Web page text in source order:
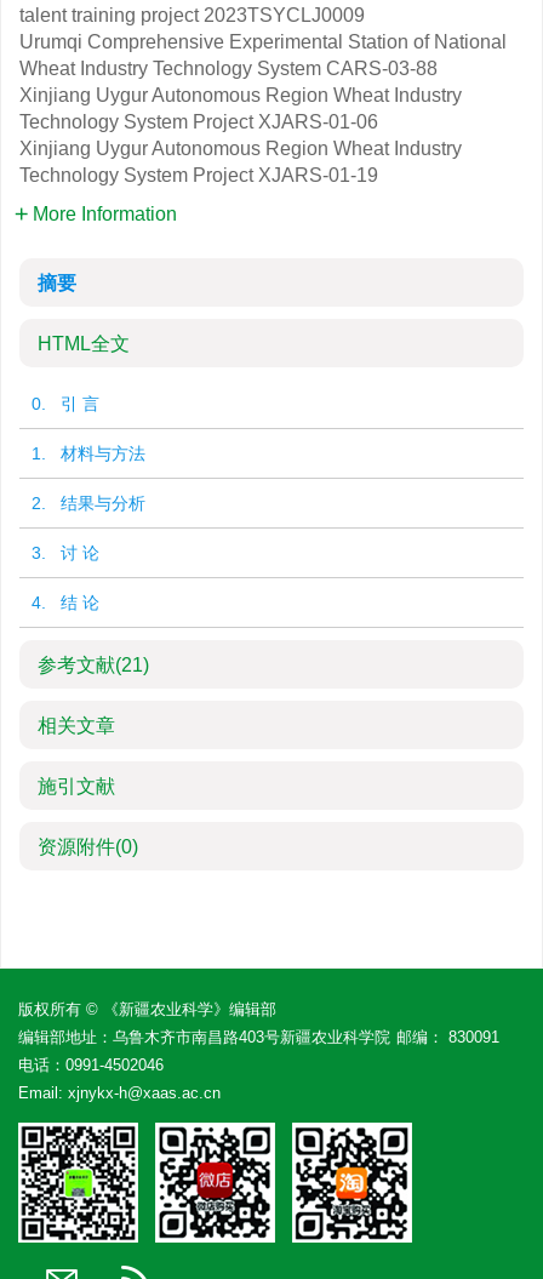
talent training project 2023TSYCLJ0009
Urumqi Comprehensive Experimental Station of National
Wheat Industry Technology System CARS-03-88
Xinjiang Uygur Autonomous Region Wheat Industry
Technology System Project XJARS-01-06
Xinjiang Uygur Autonomous Region Wheat Industry
Technology System Project XJARS-01-19
More Information
摘要
HTML全文
0. 引 言
1. 材料与方法
2. 结果与分析
3. 讨 论
4. 结 论
参考文献(21)
相关文章
施引文献
资源附件(0)
版权所有 © 《新疆农业科学》编辑部
编辑部地址：乌鲁木齐市南昌路403号新疆农业科学院 邮编： 830091
电话： 0991-4502046
Email: xjnykx-h@xaas.ac.cn